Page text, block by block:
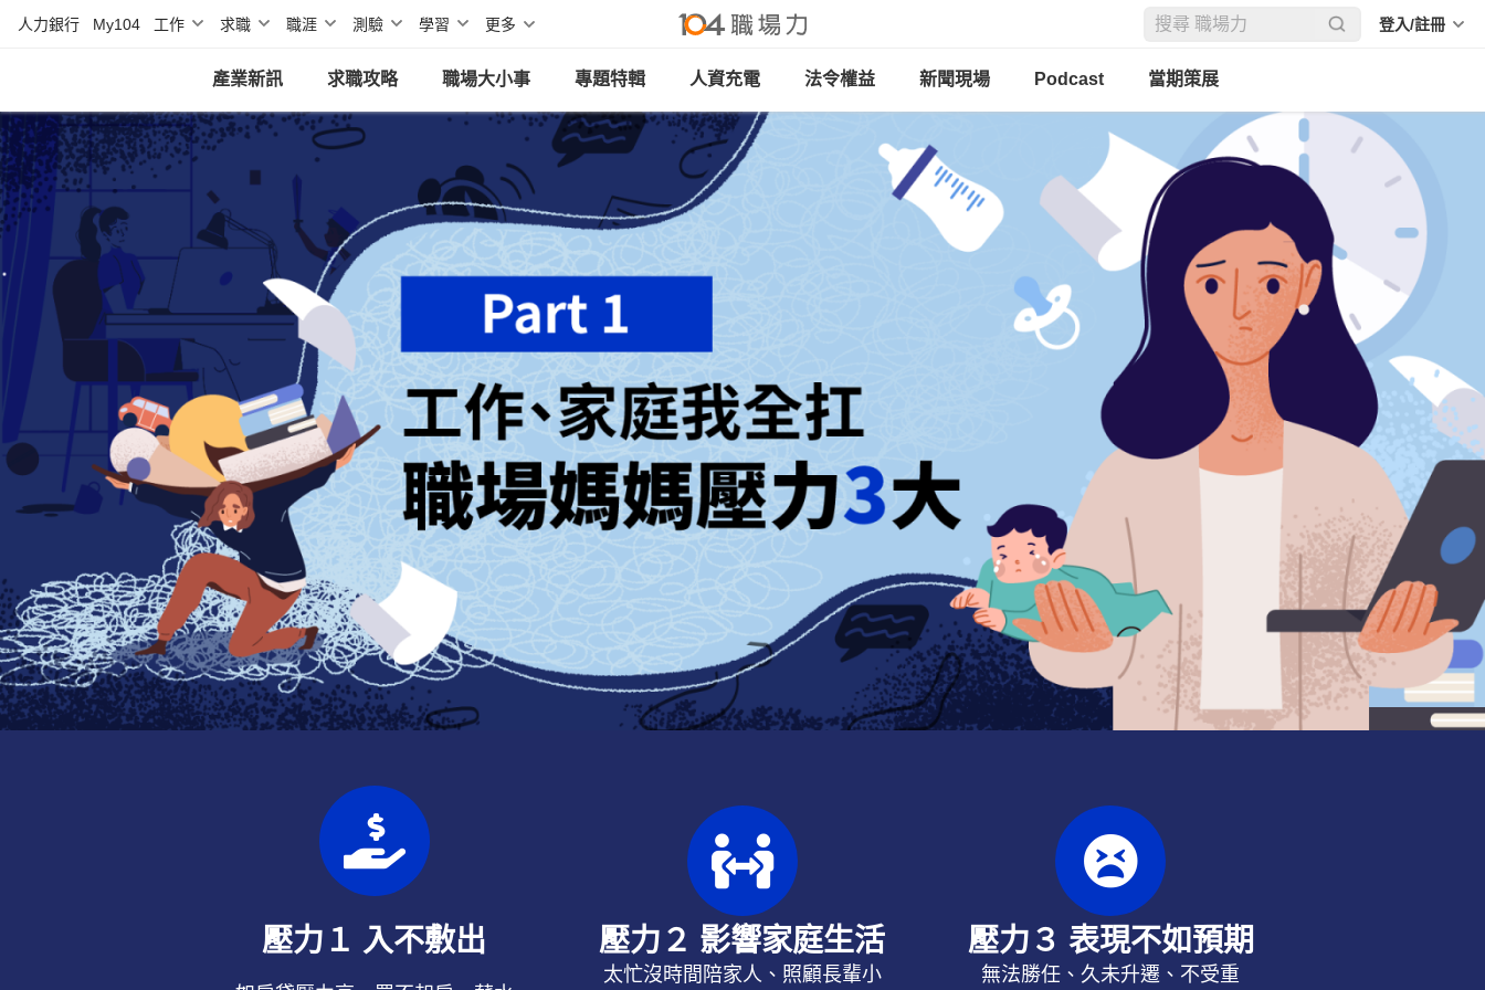
人力銀行 My104 工作 求職 職涯 測驗 學習 更多 登入/註冊
產業新訊 求職攻略 職場大小事 專題特輯 人資充電 法令權益 新聞現場 Podcast 當期策展
壓力１ 入不敷出 壓力２ 影響家庭生活
太忙沒時間陪家人、 照顧長輩小
壓力３ 表現不如預期
無法勝任、久未升遷、 不受重